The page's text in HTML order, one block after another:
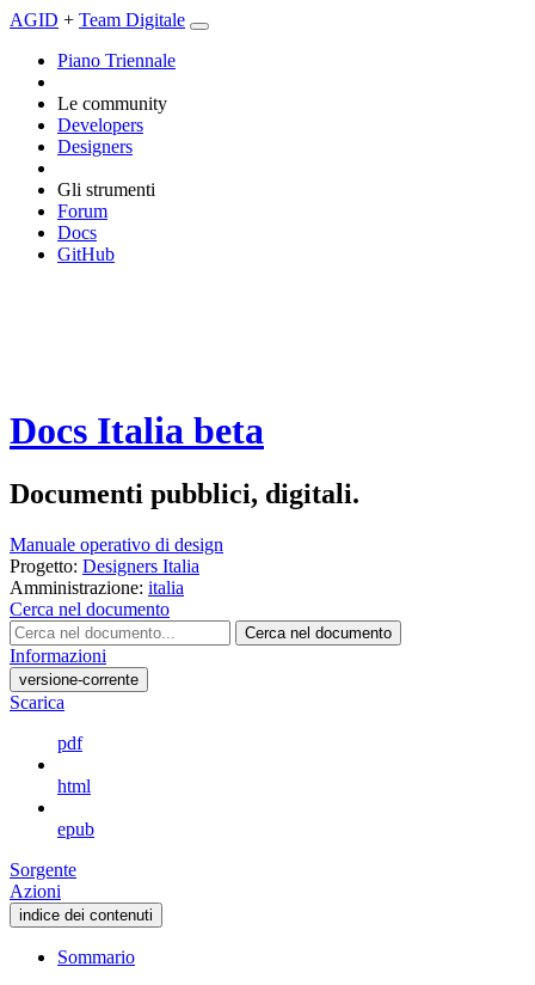
AGID + Team Digitale
Piano Triennale
Le community
Developers
Designers
Gli strumenti
Forum
Docs
GitHub
Docs Italia beta
Documenti pubblici, digitali.
Manuale operativo di design
Progetto: Designers Italia
Amministrazione: italia
Cerca nel documento
Cerca nel documento
Informazioni
versione-corrente
Scarica
pdf
html
epub
Sorgente
Azioni
indice dei contenuti
Sommario